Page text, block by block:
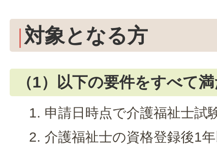
対象となる方
（1）以下の要件をすべて
申請日時点で介護福祉士試
介護福祉士の資格登録後1